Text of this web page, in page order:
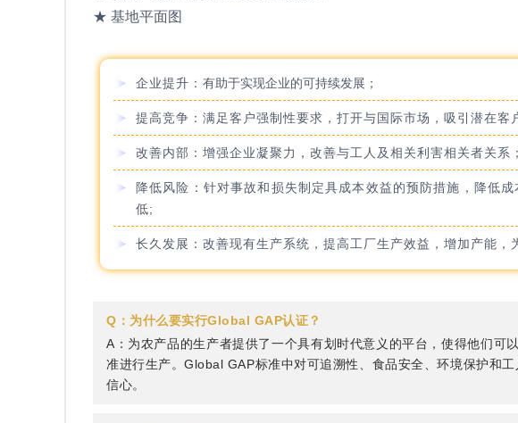
★ 基地平面图
企业提升： 有助于实现企业的可持续发展；
提高竞争：满足客户强制性要求，打开与国际市场，吸引潜在
改善内部：增强企业凝聚力，改善与工人及相关利害相关者关系；
降低风险：针对事故和损失制定具成本效益的预防措施，降低
低;
长久发展：改善现有生产系统，提高工厂生产效益，增加产能，
Q：为什么要实行Global GAP认证？
A：为农产品的生产者提供了一个具有划时代意义的平台，使得他们可
准进行生产。Global GAP标准中对可追溯性、食品安全、环境保护和
信心。